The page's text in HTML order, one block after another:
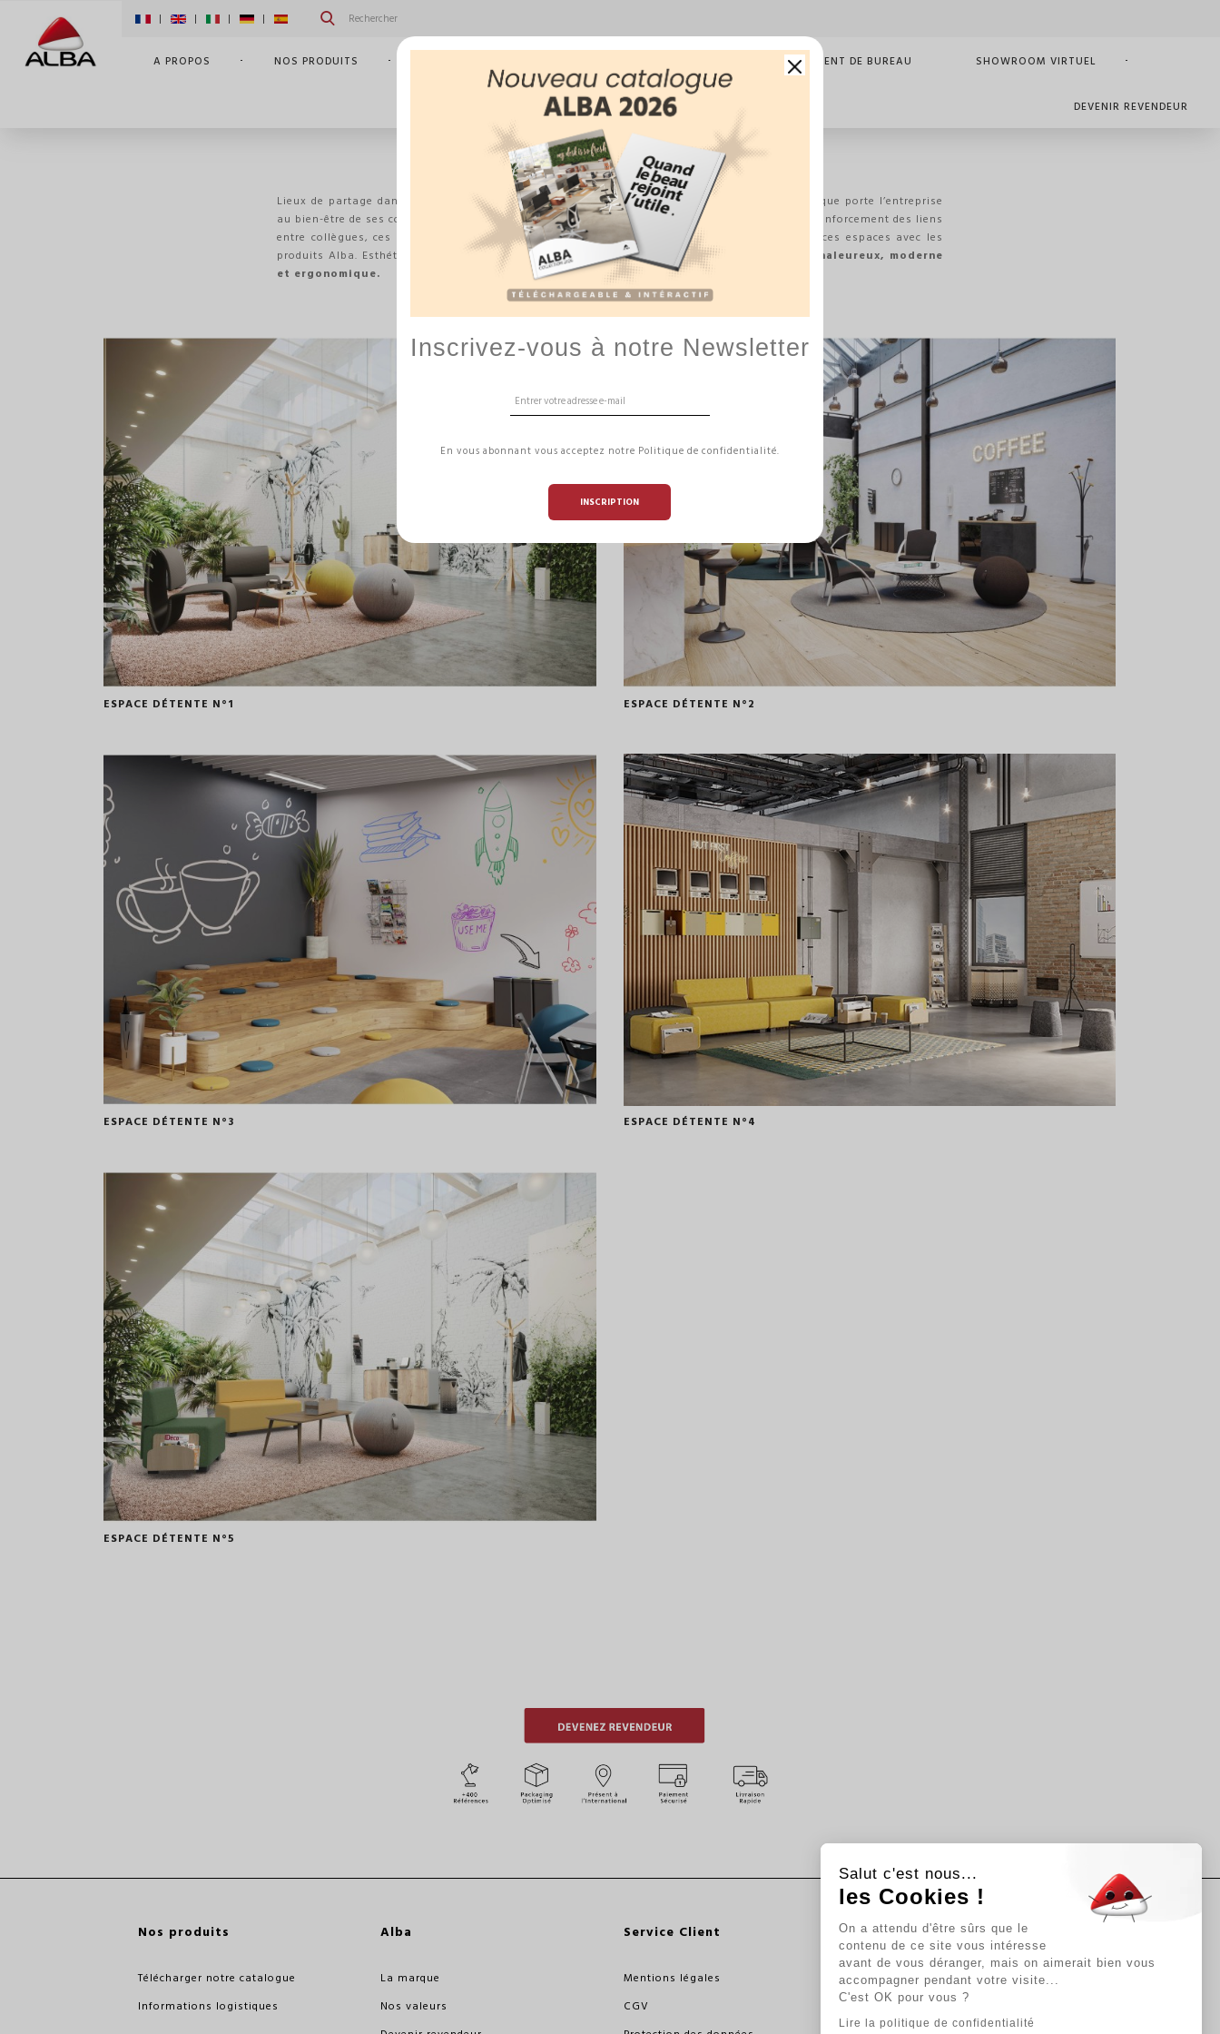
| | | |
A PROPOS NOS PRODUITS AMÉNAGEMENT DE BUREAU SHOWROOM VIRTUEL
DEVENIR REVENDEUR
ESPACE DÉTENTE
Lieux de partage dans les entreprises, lesespaces de convivialitésont le reflet de l’intérêt que porte l’entreprise
au bien-être de ses collaborateurs. Favorisant aussi bien l’efficacité, la créativité ou encore le renforcement des liens
entre collègues, ces endroits sont des lieux incontournables de l’entreprise. Mettez en valeur ces espaces avec les
produits Alba. Esthétiques et fonctionnels, ils vous permettront de créer unenvironnement chaleureux, moderne
et ergonomique.
ESPACE DÉTENTE N°1 ESPACE DÉTENTE N°2
ESPACE DÉTENTE N°3 ESPACE DÉTENTE N°4
ESPACE DÉTENTE N°5
Nos produits
Télécharger notre catalogue
Informations logistiques
Alba
La marque
Nos valeurs
Service Client
Mentions légales
CGV
Suivez-nous
Newsletter
Inscrivez-vous à notre Newsletter
En vous abonnant vous acceptez notre Politique de confidentialité.
INSCRIPTION
Salut c'est nous...
les Cookies !
On a attendu d'être sûrs que le
contenu de ce site vous intéresse
avant de vous déranger, mais on aimerait bien vous
accompagner pendant votre visite...
C'est OK pour vous ?
Lire la politique de confidentialité